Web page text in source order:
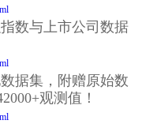
数与上市公司数据
据集，附赠原始数
观测值！